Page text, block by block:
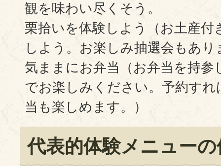
観を味わい尽くそう。
栗拾いを体験しよう（お土産付
しよう。お楽しみ抽選会もあり
気ままにお弁当（お弁当を持参
でお楽しみください。予約すれ
当も楽しめます。）
代表的体験メニュー